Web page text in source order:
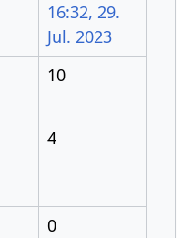
16:32, 29.
Jul. 2023
10
4
0